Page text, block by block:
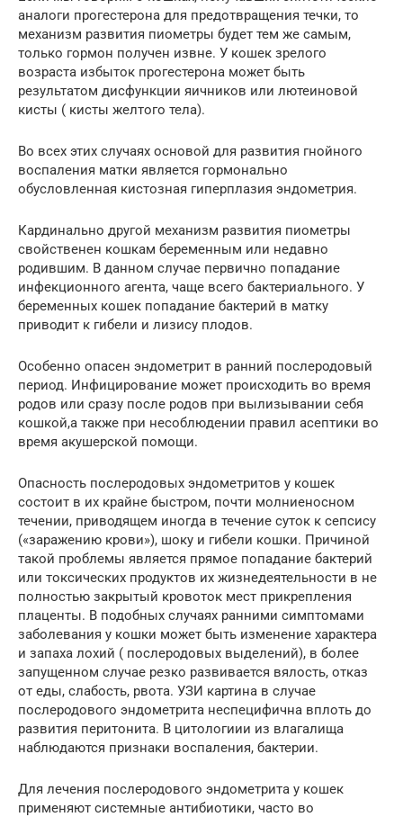
аналоги прогестерона для предотвращения течки, то
механизм развития пиометры будет тем же самым,
только гормон получен извне. У кошек зрелого
возраста избыток прогестерона может быть
результатом дисфункции яичников или лютеиновой
кисты ( кисты желтого тела).
Во всех этих случаях основой для развития гнойного
воспаления матки является гормонально
обусловленная кистозная гиперплазия эндометрия.
Кардинально другой механизм развития пиометры
свойственен кошкам беременным или недавно
родившим. В данном случае первично попадание
инфекционного агента, чаще всего бактериального. У
беременных кошек попадание бактерий в матку
приводит к гибели и лизису плодов.
Особенно опасен эндометрит в ранний послеродовый
период. Инфицирование может происходить во время
родов или сразу после родов при вылизывании себя
кошкой,а также при несоблюдении правил асептики во
время акушерской помощи.
Опасность послеродовых эндометритов у кошек
состоит в их крайне быстром, почти молниеносном
течении, приводящем иногда в течение суток к сепсису
(«заражению крови»), шоку и гибели кошки. Причиной
такой проблемы является прямое попадание бактерий
или токсических продуктов их жизнедеятельности в не
полностью закрытый кровоток мест прикрепления
плаценты. В подобных случаях ранними симптомами
заболевания у кошки может быть изменение характера
и запаха лохий ( послеродовых выделений), в более
запущенном случае резко развивается вялость, отказ
от еды, слабость, рвота. УЗИ картина в случае
послеродового эндометрита неспецифична вплоть до
развития перитонита. В цитологиии из влагалища
наблюдаются признаки воспаления, бактерии.
Для лечения послеродового эндометрита у кошек
применяют системные антибиотики, часто во